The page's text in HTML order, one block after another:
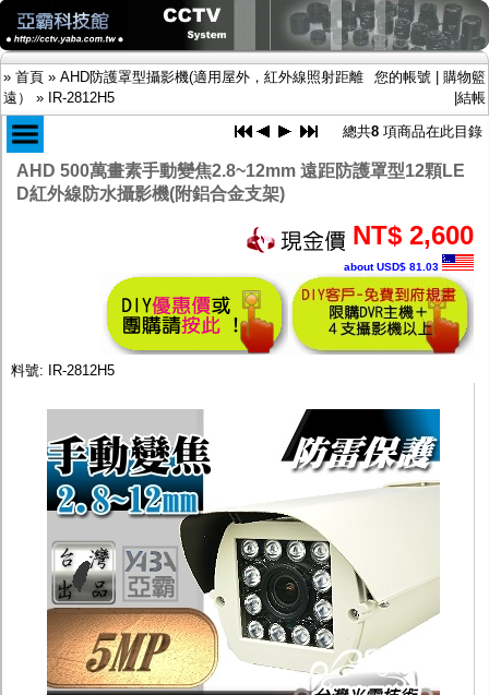
» 首頁 » AHD防護罩型攝影機(適用屋外，紅外線照射距離
遠）
» IR-2812H5
您的帳號
購物籃
結帳
商品目錄
限時促銷特惠專案
AHD中小型紅外線攝影機(適用騎樓、室內外)
AHD防護罩型攝影機(適用屋外，紅外線照射
AHD特殊功能型攝影機
旋轉型攝影機.旋轉台
鏡頭
投光設備
防護罩及支架
多路攝影機單軸傳輸
監聽器.麥克風
網路設備
視訊轉換設備
雙絞線傳輸器
雜訊改善器
分配放大器
網路線用水晶頭
網路線
懶人線.同軸線.花線
線頭.插座.延長線.HDMI線
總共8 項商品在此目錄
AHD 500萬畫素手動變焦2.8~12mm 遠距防護罩型12顆LE
D紅外線防水攝影機(附鋁合金支架)
NT$ 2,600
about USD$ 81.03
料號: IR-2812H5